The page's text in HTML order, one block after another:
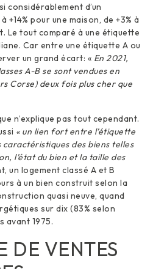
considérablement d’un
+14% pour une maison, de +3% à
Le tout comparé à une étiquette
Car entre une étiquette A ou
un grand écart: « En 2021,
A-B se sont vendues en
Corse) deux fois plus cher que
n’explique pas tout cependant.
« un lien fort entre l’étiquette
caractéristiques des biens telles
l’état du bien et la taille des
un logement classé A et B
à un bien construit selon la
quasi neuve, quand
sur dix (83% selon
avant 1975.
DE VENTES